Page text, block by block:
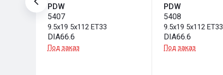
PDW
5407
9.5x19 5x112 ET33
DIA66.6
Под заказ
PDW
5408
9.5x19 5x112 ET33
DIA66.6
Под заказ